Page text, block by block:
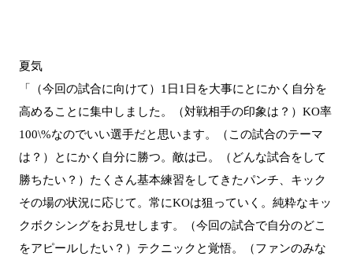
夏気
「（今回の試合に向けて）1日1日を大事にとにかく自分を
高めることに集中しました。（対戦相手の印象は？）KO率
100\%なのでいい選手だと思います。（この試合のテーマ
は？）とにかく自分に勝つ。敵は己。（どんな試合をして
勝ちたい？）たくさん基本練習をしてきたパンチ、キック
その場の状況に応じて。常にKOは狙っていく。純粋なキッ
クボクシングをお見せします。（今回の試合で自分のどこ
をアピールしたい？）テクニックと覚悟。（ファンのみな